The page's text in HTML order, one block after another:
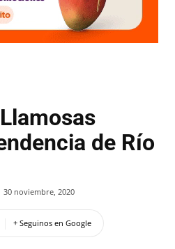
de Río
30 noviembre, 2020
+ Seguinos en Google